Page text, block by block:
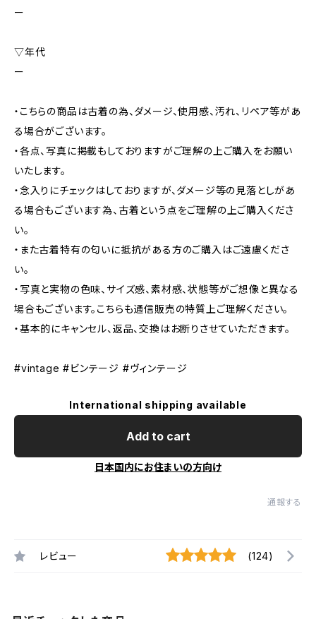
ー
▽年代
ー
・こちらの商品は古着の為、ダメージ、使用感、汚れ、リペア等があ
る場合がございます。
・各点、写真に掲載もしておりますがご理解の上ご購入をお願い
いたします。
・念入りにチェックはしておりますが、ダメージ等の見落としがあ
る場合もございます為、古着という点をご理解の上ご購入くださ
い。
・また古着特有の匂いに抵抗がある方のご購入はご遠慮くださ
い。
・写真と実物の色味、サイズ感、素材感、状態等がご想像と異なる
場合もございます。こちらも通信販売の特質上ご理解ください。
・基本的にキャンセル、返品、交換はお断りさせていただきます。
#vintage #ビンテージ #ヴィンテージ
International shipping available
Add to cart
日本国内にお住まいの方向け
通報する
レビュー (124)